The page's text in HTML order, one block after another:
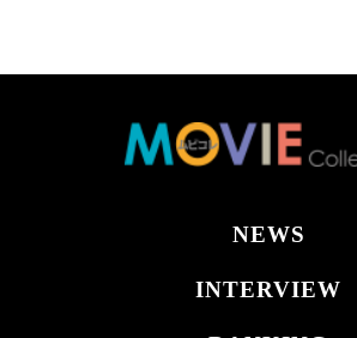
NEWS
INTERVIEW